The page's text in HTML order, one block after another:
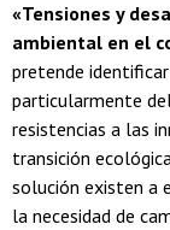
«Tensiones y
ambiental en el
pretende
particularmente
resistencias a las
transición
solución existen a
la necesidad de